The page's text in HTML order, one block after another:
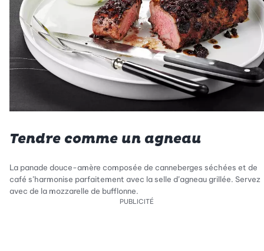
Tendre comme un agneau
La panade douce-amère composée de canneberges séchées et de
café s’harmonise parfaitement avec la selle d’agneau grillée. Servez
avec de la mozzarelle de bufflonne.
PUBLICITÉ